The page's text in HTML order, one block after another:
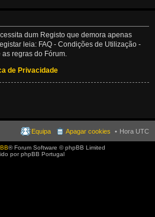
dum Registo que demora apenas
leia: FAQ - Condições de Utilização -
regras do Fórum.
de Privacidade
Hora UTC
Apagar cookies
Equipa
® Forum Software © phpBB Limited
por phpBB Portugal